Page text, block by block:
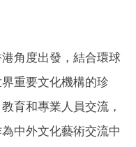
角度出發，結合環球
重要文化機構的珍
育和專業人員交流，
中外文化藝術交流中